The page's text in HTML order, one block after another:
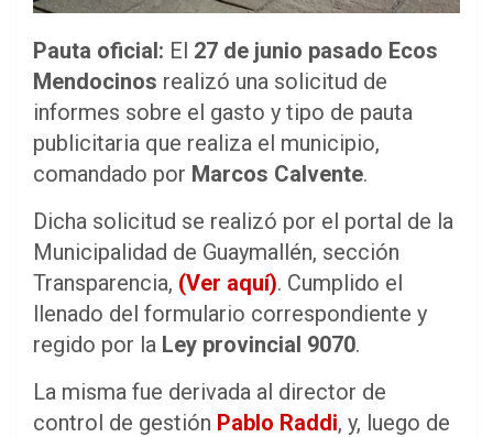
Pauta oficial: El 27 de junio pasado Ecos
Mendocinos realizó una solicitud de
informes sobre el gasto y tipo de pauta
publicitaria que realiza el municipio,
comandado por Marcos Calvente.
Dicha solicitud se realizó por el portal de la
Municipalidad de Guaymallén, sección
Transparencia, (Ver aquí). Cumplido el
llenado del formulario correspondiente y
regido por la Ley provincial 9070.
La misma fue derivada al director de
control de gestión Pablo Raddi, y, luego de